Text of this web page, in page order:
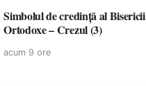
Simbolul de credinţă al Bisericii
Ortodoxe – Crezul (3)
acum 9 ore